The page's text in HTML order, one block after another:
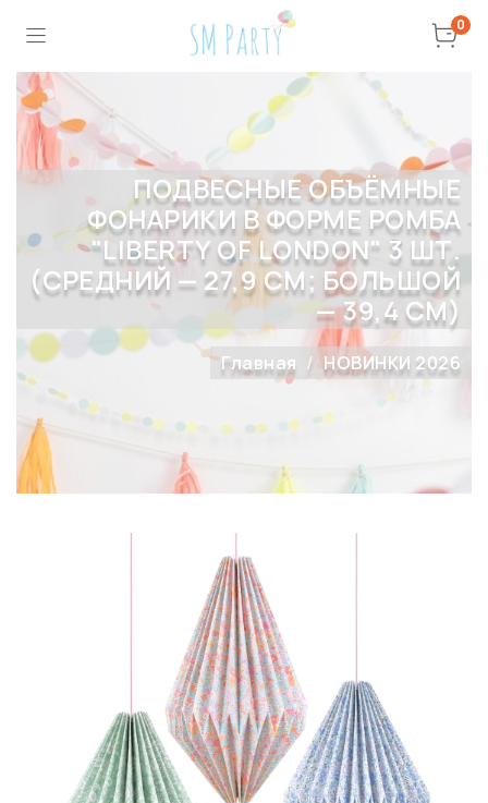
0
ПОДВЕСНЫЕ ОБЪЁМНЫЕ
ФОНАРИКИ В ФОРМЕ РОМБА
"LIBERTY OF LONDON" 3 ШТ.
(СРЕДНИЙ — 27,9 СМ; БОЛЬШОЙ
— 39,4 СМ)
Главная НОВИНКИ 2026